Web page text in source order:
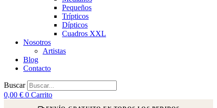
Pequeños
Trípticos
Dípticos
Cuadros XXL
Nosotros
Artistas
Blog
Contacto
Buscar
0,00 € 0 Carrito